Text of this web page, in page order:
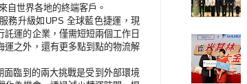
自世界各地的終端客戶。
務升級如 UPS 全球藍色捷運，現
運的企業，僅需短短兩個工作日
運之外，還有更多點到點的物流解
臨到的兩大挑戰是受到外部環境